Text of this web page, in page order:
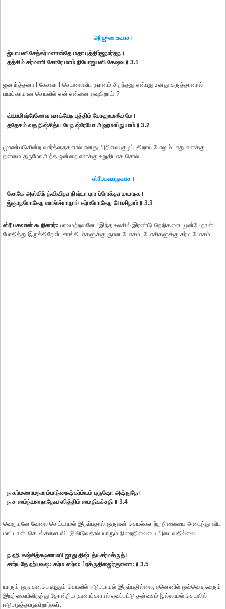
அர்ஜுன உவாச।
ஜ்யாயஸீ சேத்கர்மணஸ்தே மதா புத்திர்ஜநார்தந।
தத்கிம் கர்மணி கோரே மாம் நியோஜயஸி கேஷவ॥ 3.1
ஜனார்த்தனா ! கேசவா ! செயலைவிட ஞானம் சிறந்தது என்பது உனது கருத்தானால்
பயங்கரமான செயலில் ஏன் என்னை ஏவுகிறாய் ?
வ்யாமிஷ்ரேணேவ வாக்யேந புத்திம் மோஹயஸீவ மே।
ததேகம் வத நிஷ்சித்ய யேந ஷ்ரேயோ அஹமாப்நுயாம்॥ 3.2
முரண்படுகின்ற வார்த்தைகளால் எனது அறிவை குழப்புகிறாய் போலும். எது எனக்கு
நன்மை தருமோ அந்த ஒன்றை எனக்கு உறுதியாக சொல்.
ஸ்ரீபகவாநுவாச।
லோகே அஸ்மிந் த்விவிதா நிஷ்டா புரா ப்ரோக்தா மயாநக।
ஜ்ஞாநயோகேந ஸாங்க்யாநாம் கர்மயோகேந யோகிநாம்॥ 3.3
ஸ்ரீ பகவான் கூறினார்: பாவமற்றவனே ! இந்த உலகில் இரண்டு நெறிகளை முன்பே நான்
போதித்து இருக்கிறேன். சாங்கியர்களுக்கு ஞான யோகம், யோகிகளுக்கு கர்ம யோகம்.
ந கர்மணாமநாரம்பாந்நைஷ்கர்ம்யம் புருஷோ அஷ்நுதே।
ந ச ஸம்ந்யஸநாதேவ ஸித்திம் ஸமதிகச்சதி॥ 3.4
வெறுமனே வேலை செய்யாமல் இருப்பதால் ஒருவன் செயல்களற்ற நிலையை அடைந்து விட
மாட்டான். செயல்களை விட்டுவிடுவதால் யாரும் நிறைநிலையை அடைவதில்லை.
ந ஹி கஷ்சித்க்ஷணமபி ஜாது திஷ்டத்யகர்மக்ருத்।
கார்யதே ஹ்யவஷ: கர்ம ஸர்வ: ப்ரக்ருதிஜைர்குணை:॥ 3.5
யாரும் ஒரு கனபொழுதும் செயலில் ஈடுபடாமல் இருப்பதில்லை, ஏனெனில் ஒவ்வொருவரும்
இயற்கையிலிருந்து தோன்றிய குணங்களால் ஏவப்பட்டு தன்வசம் இல்லாமல் செயலில்
ஈடுபடுத்தபடுகிறார்கள்.